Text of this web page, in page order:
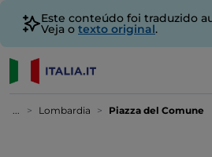
Este conteúdo foi traduzido
Veja o texto original.
... Lombardia Piazza del Comune